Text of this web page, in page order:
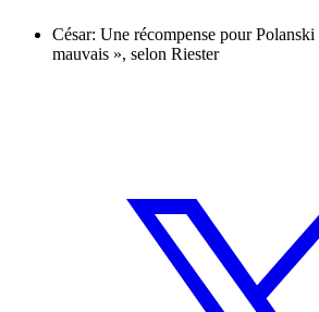
César: Une récompense pour
mauvais », selon Riester